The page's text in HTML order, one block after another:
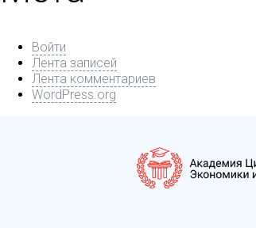
Войти
Лента записей
Лента комментариев
WordPress.org